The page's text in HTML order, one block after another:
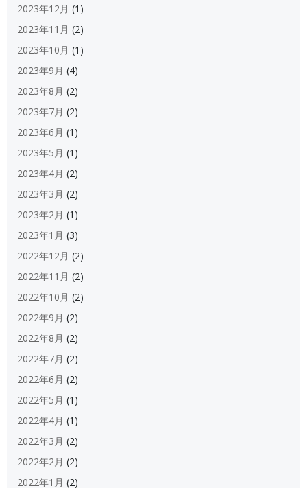
2023年12月 (1)
2023年11月 (2)
2023年10月 (1)
2023年9月 (4)
2023年8月 (2)
2023年7月 (2)
2023年6月 (1)
2023年5月 (1)
2023年4月 (2)
2023年3月 (2)
2023年2月 (1)
2023年1月 (3)
2022年12月 (2)
2022年11月 (2)
2022年10月 (2)
2022年9月 (2)
2022年8月 (2)
2022年7月 (2)
2022年6月 (2)
2022年5月 (1)
2022年4月 (1)
2022年3月 (2)
2022年2月 (2)
2022年1月 (2)